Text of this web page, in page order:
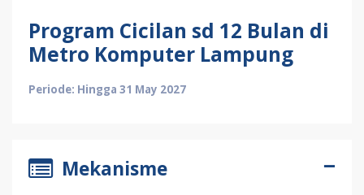
Program Cicilan sd 12 Bulan di
Metro Komputer Lampung
Periode: Hingga 31 May 2027
Mekanisme